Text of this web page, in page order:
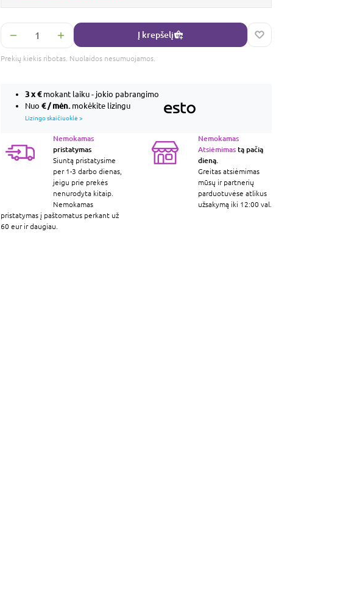
Į krepšelį
Prekių kiekis ribotas. Nuolaidos nesumuojamos.
3 x€mokant laiku - jokio pabrangimo
Nuo € / mėn. mokėkite lizingu
Lizingo skaičiuoklė >
Nemokamas
pristatymas
Siuntą pristatysime
per 1-3 darbo dienas,
jeigu prie prekės
nenurodyta kitaip.
Nemokamas
pristatymas į paštomatus perkant už
60 eur ir daugiau.
Nemokamas
Atsiėmimastą pačią
dieną.
Greitas atsiėmimas
mūsų ir partnerių
parduotuvėse atlikus
užsakymą iki 12:00 val.